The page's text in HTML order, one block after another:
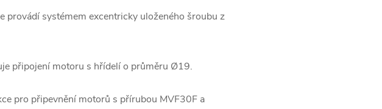
provádí systémem excentricky uloženého šroubu z
připojení motoru s hřídelí o průměru Ø19.
pro připevnění motorů s přírubou MVF30F a